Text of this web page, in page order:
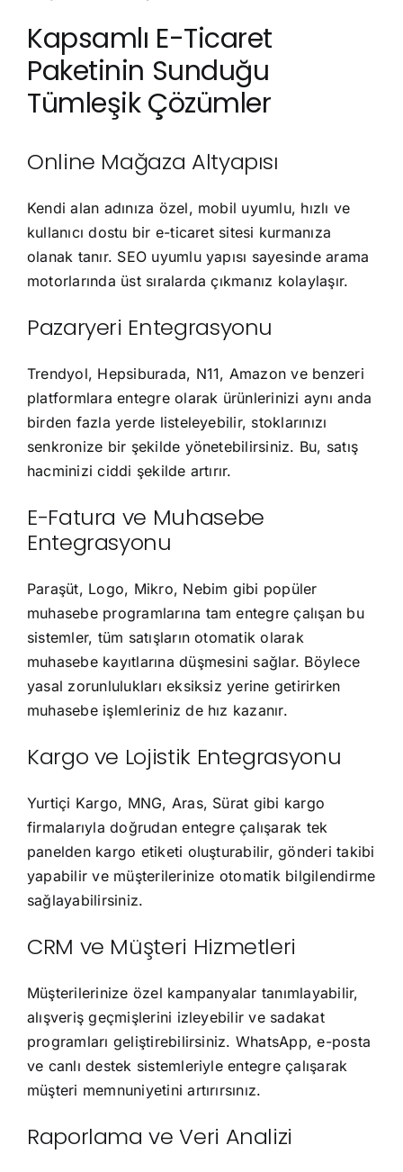
Kapsamlı E-Ticaret
Paketinin Sunduğu
Tümleşik Çözümler
Online Mağaza Altyapısı
Kendi alan adınıza özel, mobil uyumlu, hızlı ve
kullanıcı dostu bir e-ticaret sitesi kurmanıza
olanak tanır. SEO uyumlu yapısı sayesinde arama
motorlarında üst sıralarda çıkmanız kolaylaşır.
Pazaryeri Entegrasyonu
Trendyol, Hepsiburada, N11, Amazon ve benzeri
platformlara entegre olarak ürünlerinizi aynı anda
birden fazla yerde listeleyebilir, stoklarınızı
senkronize bir şekilde yönetebilirsiniz. Bu, satış
hacminizi ciddi şekilde artırır.
E-Fatura ve Muhasebe
Entegrasyonu
Paraşüt, Logo, Mikro, Nebim gibi popüler
muhasebe programlarına tam entegre çalışan bu
sistemler, tüm satışların otomatik olarak
muhasebe kayıtlarına düşmesini sağlar. Böylece
yasal zorunlulukları eksiksiz yerine getirirken
muhasebe işlemleriniz de hız kazanır.
Kargo ve Lojistik Entegrasyonu
Yurtiçi Kargo, MNG, Aras, Sürat gibi kargo
firmalarıyla doğrudan entegre çalışarak tek
panelden kargo etiketi oluşturabilir, gönderi takibi
yapabilir ve müşterilerinize otomatik bilgilendirme
sağlayabilirsiniz.
CRM ve Müşteri Hizmetleri
Müşterilerinize özel kampanyalar tanımlayabilir,
alışveriş geçmişlerini izleyebilir ve sadakat
programları geliştirebilirsiniz. WhatsApp, e-posta
ve canlı destek sistemleriyle entegre çalışarak
müşteri memnuniyetini artırırsınız.
Raporlama ve Veri Analizi